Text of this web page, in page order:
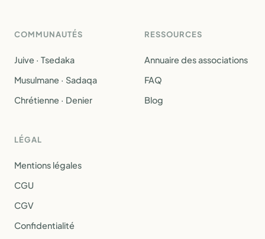
COMMUNAUTÉS
Juive · Tsedaka
Musulmane · Sadaqa
Chrétienne · Denier
RESSOURCES
Annuaire des associations
FAQ
Blog
LÉGAL
Mentions légales
CGU
CGV
Confidentialité